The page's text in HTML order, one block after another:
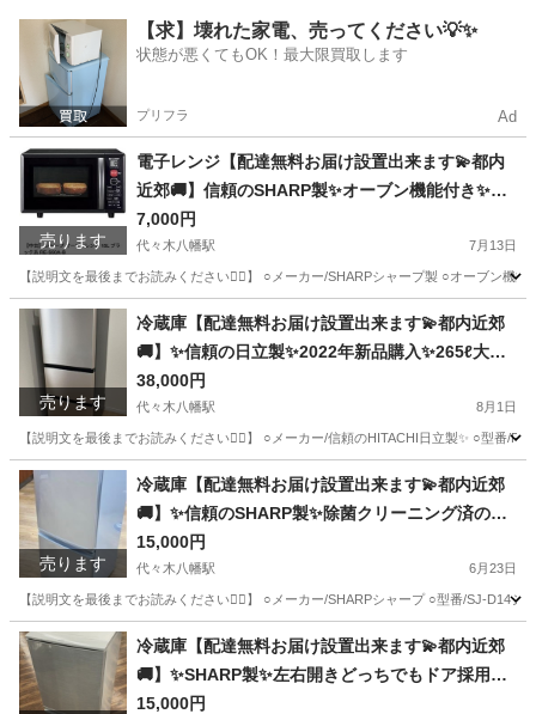
す✨お気軽にお問い合わせ下さい💫
東京 渋谷区 代々木八幡駅 生活家電 届け
【求】壊れた家電、売ってください💡✨
状態が悪くてもOK！最大限買取します
プリフラ Ad
売ります
電子レンジ【配達無料お届け設置出来ます💫都内
近郊🚚】信頼のSHARP製✨オーブン機能付き✨除
菌クリーニング済み✨美品✨他にも冷蔵庫.洗濯機.
電子レンジ.オーブン電子レンジ.炊飯器.テーブル&
椅子.机&チェアー.ベット&マットレス.ドレッサー
など多種多様な美品が有ります✨お気軽にお問い
合わせ下さい💫
7,000円
代々木八幡駅 7月13日
【説明文を最後までお読みください🙇‍♂️】 ○メーカー/SHARPシャープ製 ○オーブン
東京 渋谷区 代々木八幡駅 キッチン家電 オーブン
売ります
冷蔵庫【配達無料お届け設置出来ます💫都内近郊
🚚】✨信頼の日立製✨2022年新品購入✨265ℓ大容
量💫❄️極美品✨除菌クリーニング済品✨他にも冷蔵
庫.洗濯機.電子レンジ.オーブン電子レンジ.炊飯器.
テーブル&椅子.机&チェアー.ベット&マットレス.
ドレッサーなど多種多様な美品が有ります✨お気
軽にお問い合わせ下さい💫
38,000円
代々木八幡駅 8月1日
【説明文を最後までお読みください🙇‍♂️】 ○メーカー/信頼のHITACHI日立製✨ ○型番/
東京 渋谷区 代々木八幡駅 キッチン家電 届け
売ります
冷蔵庫【配達無料お届け設置出来ます💫都内近郊
🚚】✨信頼のSHARP製✨除菌クリーニング済の極
美品✨他にも冷蔵庫.洗濯機.電子レンジ.オーブン電
子レンジ.炊飯器.テーブル&椅子.机&チェアー.ベッ
ト&マットレス.ドレッサーなど多種多様な美品が
有ります✨お気軽にお問い合わせ下さい💫
15,000円
代々木八幡駅 6月23日
【説明文を最後までお読みください🙇‍♂️】 ○メーカー/SHARPシャープ ○型番/SJ-D14
東京 渋谷区 代々木八幡駅 キッチン家電 届け
冷蔵庫【配達無料お届け設置出来ます💫都内近郊
🚚】✨SHARP製✨左右開きどっちでもドア採用💫
除菌クリーニング済の極美品✨他にも冷蔵庫.洗濯
15,000円